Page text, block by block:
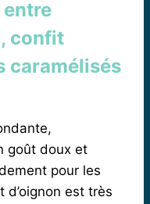
confit
caramélisés
goût doux et
pour les
est très